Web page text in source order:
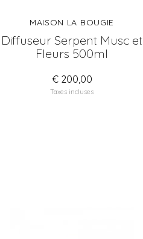
MAISON LA BOUGIE
Diffuseur Serpent Musc et
Fleurs 500ml
€ 200,00
Taxes incluses